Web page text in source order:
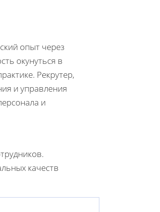
опыт через
окунуться в
Рекрутер,
и управления
и
качеств